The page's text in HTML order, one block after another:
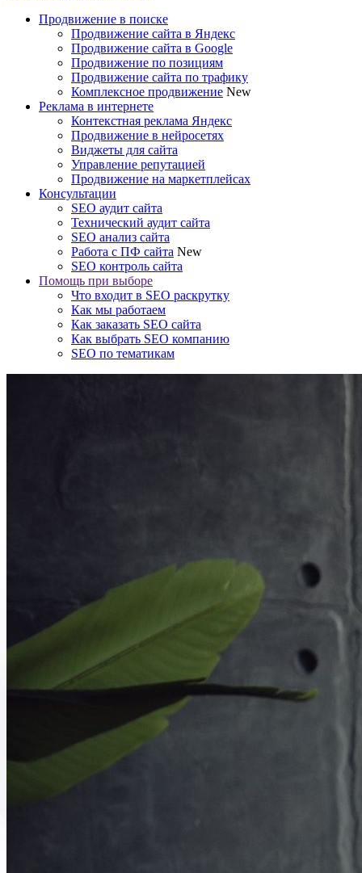
Продвижение в поиске
Продвижение сайта в Яндекс
Продвижение сайта в Google
Продвижение по позициям
Продвижение сайта по трафику
Комплексное продвижение New
Реклама в интернете
Контекстная реклама Яндекс
Продвижение в нейросетях
Виджеты для сайта
Управление репутацией
Продвижение на маркетплейсах
Консультации
SEO аудит сайта
Технический аудит сайта
SEO анализ сайта
Работа с ПФ сайта New
SEO контроль сайта
Помощь при выборе
Что входит в SEO раскрутку
Как мы работаем
Как заказать SEO сайта
Как выбрать SEO компанию
SEO по тематикам